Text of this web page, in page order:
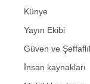
Künye
Yayın Ekibi
Güven ve
İnsan kaynakları